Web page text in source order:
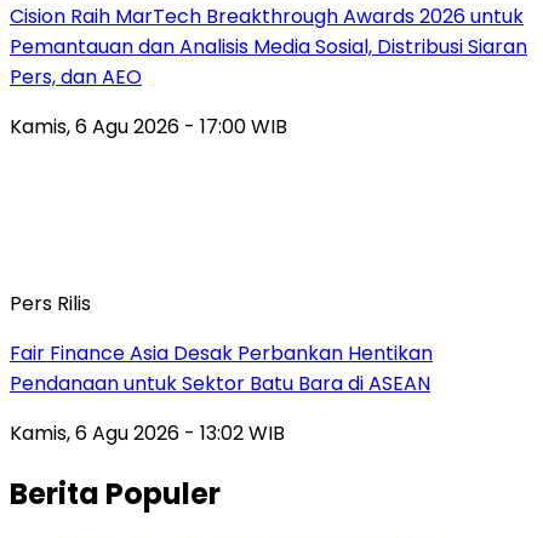
Cision Raih MarTech Breakthrough Awards 2026 untuk
Pemantauan dan Analisis Media Sosial, Distribusi Siaran
Pers, dan AEO
Kamis, 6 Agu 2026 - 17:00 WIB
Pers Rilis
Fair Finance Asia Desak Perbankan Hentikan
Pendanaan untuk Sektor Batu Bara di ASEAN
Kamis, 6 Agu 2026 - 13:02 WIB
Berita Populer